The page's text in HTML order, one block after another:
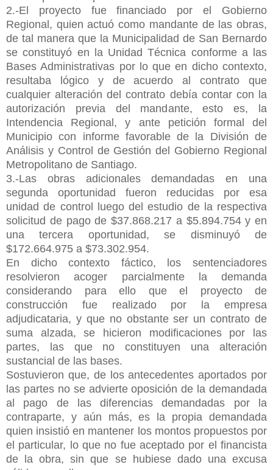
2.-El proyecto fue financiado por el Gobierno
Regional, quien actuó como mandante de las obras,
de tal manera que la Municipalidad de San Bernardo
se constituyó en la Unidad Técnica conforme a las
Bases Administrativas por lo que en dicho contexto,
resultaba lógico y de acuerdo al contrato que
cualquier alteración del contrato debía contar con la
autorización previa del mandante, esto es, la
Intendencia Regional, y ante petición formal del
Municipio con informe favorable de la División de
Análisis y Control de Gestión del Gobierno Regional
Metropolitano de Santiago.
3.-Las obras adicionales demandadas en una
segunda oportunidad fueron reducidas por esa
unidad de control luego del estudio de la respectiva
solicitud de pago de $37.868.217 a $5.894.754 y en
una tercera oportunidad, se disminuyó de
$172.664.975 a $73.302.954.
En dicho contexto fáctico, los sentenciadores
resolvieron acoger parcialmente la demanda
considerando para ello que el proyecto de
construcción fue realizado por la empresa
adjudicataria, y que no obstante ser uncontrato de
suma alzada, se hicieron modificaciones por las
partes, las que no constituyen una alteración
sustancial de las bases.
Sostuvieron que, de los antecedentes aportados por
las partes no se advierte oposición de la demandada
al pago de las diferencias demandadas por la
contraparte, y aún más, es la propia demandada
quien insistió en mantener los montos propuestos por
el particular, lo que no fue aceptado por el financista
de la obra, sin que se hubiese dado una excusa